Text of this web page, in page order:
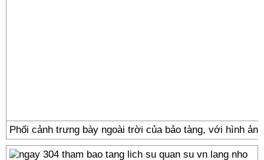
Phối cảnh trưng bày ngoài trời của bảo tàng, với hình